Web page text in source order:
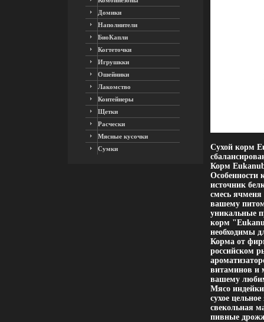
Домики
Наполнители
БиоКапли
Когтеточки
Игрушкки
Ошейники
Лакомство
Контейнеры
Щетки
Расчески
Мясные кусочки
Сумки
Сухой корм
Корм
Особенности
источник
смесь ячменя
вашему
уникальные
корм
необходимы
Корма от
российском
витаминов и
вашему
Мясо
сухое
свекольная
пивные